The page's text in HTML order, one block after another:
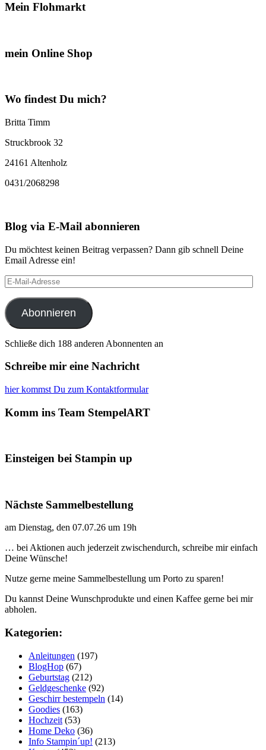
Mein Flohmarkt
mein Online Shop
Wo findest Du mich?
Britta Timm
Struckbrook 32
24161 Altenholz
0431/2068298
Blog via E-Mail abonnieren
Du möchtest keinen Beitrag verpassen? Dann gib schnell Deine
Email Adresse ein!
E-
Mail-
Adresse
Abonnieren
Schließe dich 188 anderen Abonnenten an
Schreibe mir eine Nachricht
hier kommst Du zum Kontaktformular
Komm ins Team StempelART
Einsteigen bei Stampin up
Nächste Sammelbestellung
am Dienstag, den 07.07.26 um 19h
… bei Aktionen auch jederzeit zwischendurch, schreibe mir einfach
Deine Wünsche!
Nutze gerne meine Sammelbestellung um Porto zu sparen!
Du kannst Deine Wunschprodukte und einen Kaffee gerne bei mir
abholen.
Kategorien:
Anleitungen (197)
BlogHop (67)
Geburtstag (212)
Geldgeschenke (92)
Geschirr bestempeln (14)
Goodies (163)
Hochzeit (53)
Home Deko (36)
Info Stampin´up! (213)